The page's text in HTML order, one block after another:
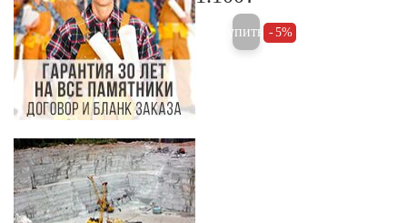
Купить 5%